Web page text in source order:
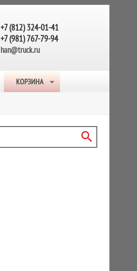
+7 (812) 324-01-41
+7 (981) 767-79-94
han@truck.ru
КОРЗИНА